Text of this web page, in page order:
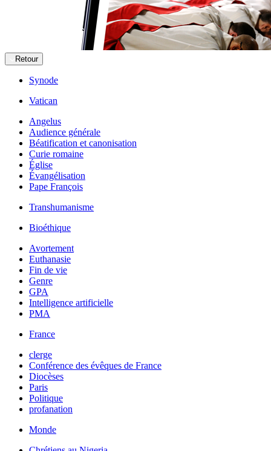
Retour
Synode
Vatican
Angelus
Audience générale
Béatification et canonisation
Curie romaine
Église
Évangélisation
Pape François
Transhumanisme
Bioéthique
Avortement
Euthanasie
Fin de vie
Genre
GPA
Intelligence artificielle
PMA
France
clerge
Conférence des évêques de France
Diocèses
Paris
Politique
profanation
Monde